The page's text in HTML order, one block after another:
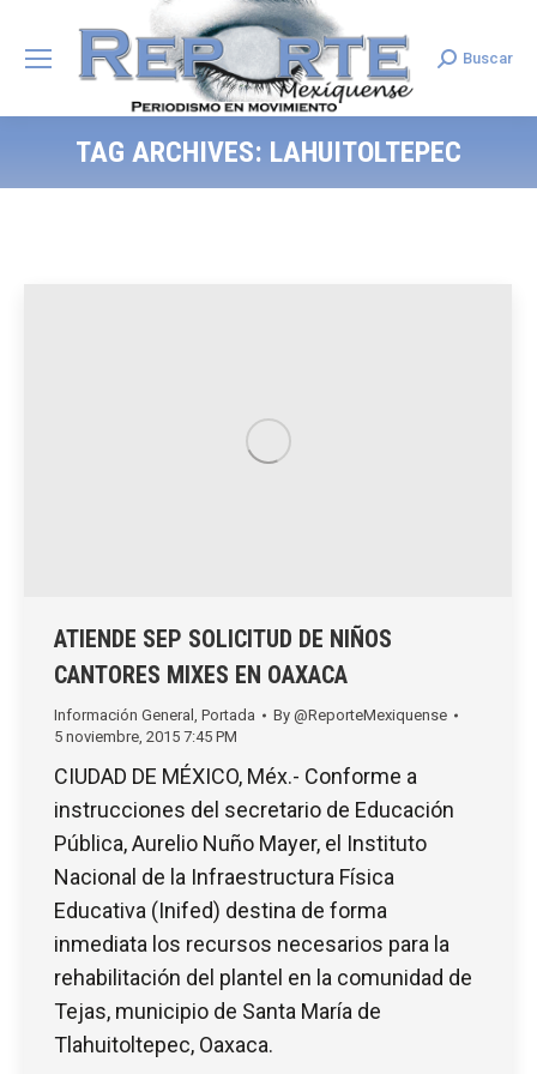
Search:
Buscar
TAG ARCHIVES: LAHUITOLTEPEC
ATIENDE SEP SOLICITUD DE NIÑOS
CANTORES MIXES EN OAXACA
Información General Portada By @ReporteMexiquense
5 noviembre, 2015 7:45 PM
CIUDAD DE MÉXICO, Méx.- Conforme a
instrucciones del secretario de Educación
Pública, Aurelio Nuño Mayer, el Instituto
Nacional de la Infraestructura Física
Educativa (Inifed) destina de forma
inmediata los recursos necesarios para la
rehabilitación del plantel en la comunidad de
Tejas, municipio de Santa María de
Tlahuitoltepec, Oaxaca.